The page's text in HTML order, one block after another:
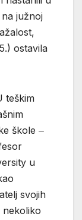
južnoj
ostavila
teškim
škole ‒
u
svojih
nekoliko